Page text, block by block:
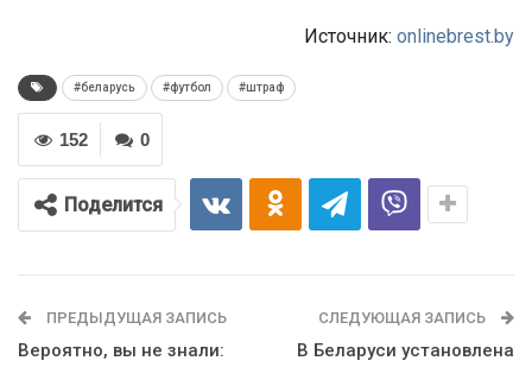
Источник: onlinebrest.by
#беларусь #футбол #штраф
0
152
Поделится
ПРЕДЫДУЩАЯ ЗАПИСЬ
Вероятно, вы не знали:
СЛЕДУЮЩАЯ ЗАПИСЬ
В Беларуси установлена